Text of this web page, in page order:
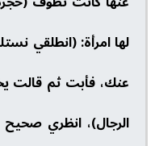
لها امرأة: (انطلقي
عنك، فأبت ثم قالت
الرجال)، انظري